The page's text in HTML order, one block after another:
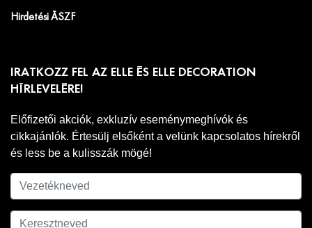
Hirdetési ÁSZF
IRATKOZZ FEL AZ ELLE ÉS ELLE DECORATION
HÍRLEVELÉRE!
Előfizetői akciók, exkluzív eseménymeghívók és
cikkajánlók. Értesülj elsőként a velünk kapcsolatos hírekről
és less be a kulisszák mögé!